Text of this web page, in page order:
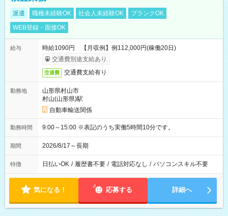
派遣 職種未経験OK 社会人未経験OK
ブランクOK
WEB登録・面接OK
給与
時給1090円 【月収例】例112,000円(稼働20日)
交通費別途支給あり
交通費 交通費支給有り
勤務地
山形県村山市
村山(山形県)駅
自動車輸送関係
勤務時間 9:00～15:00 ※表記のうち実働5時間10分です。
期間 2026/8/17～長期
特徴 日払いOK / 履歴書不要 / 電話対応なし / パソコンスキル不要
気になる！ 応募する 詳細へ